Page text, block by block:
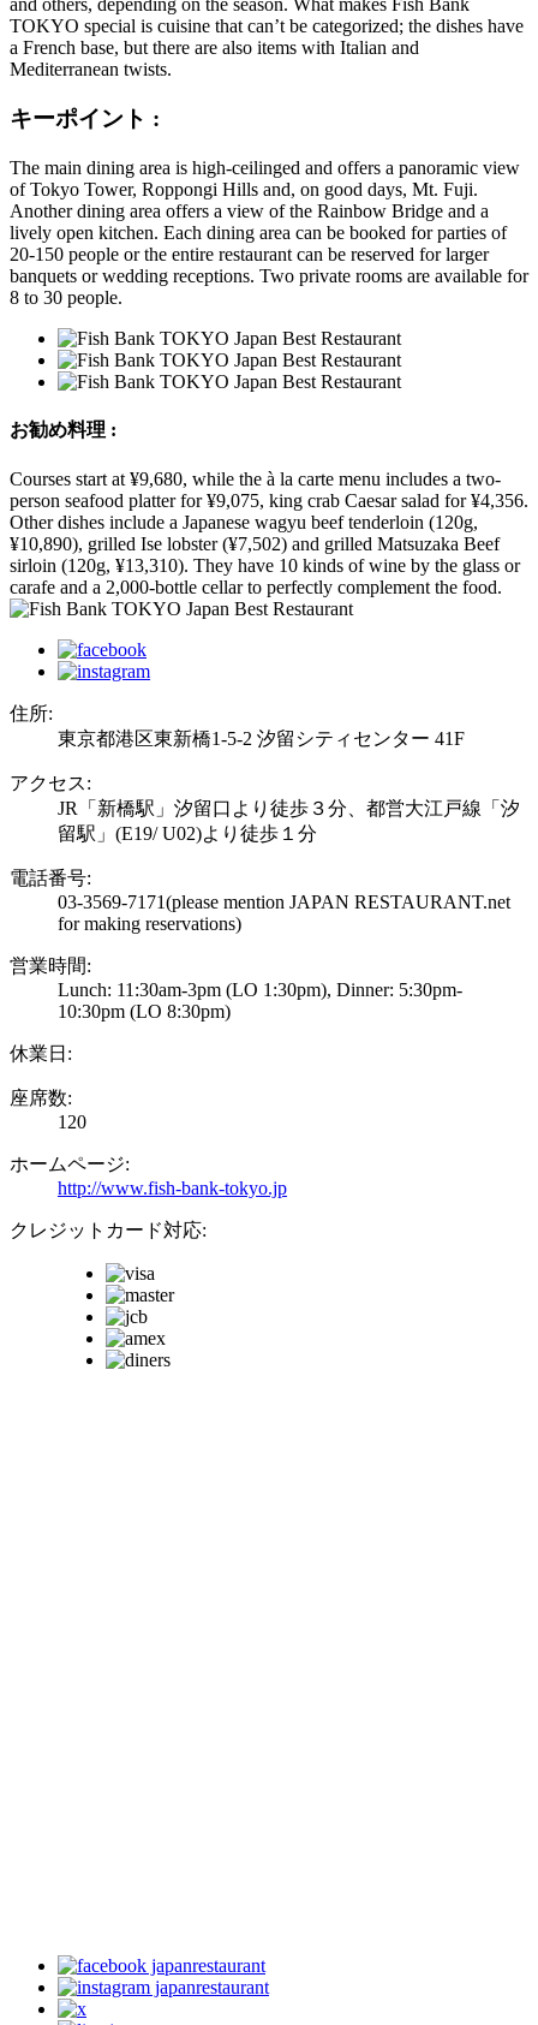
and others, depending on the season. What makes Fish Bank
TOKYO special is cuisine that can’t be categorized; the dishes have
a French base, but there are also items with Italian and
Mediterranean twists.
キーポイント :
The main dining area is high-ceilinged and offers a panoramic view
of Tokyo Tower, Roppongi Hills and, on good days, Mt. Fuji.
Another dining area offers a view of the Rainbow Bridge and a
lively open kitchen. Each dining area can be booked for parties of
20-150 people or the entire restaurant can be reserved for larger
banquets or wedding receptions. Two private rooms are available for
8 to 30 people.
お勧め料理 :
Courses start at ¥9,680, while the à la carte menu includes a two-
person seafood platter for ¥9,075, king crab Caesar salad for ¥4,356.
Other dishes include a Japanese wagyu beef tenderloin (120g,
¥10,890), grilled Ise lobster (¥7,502) and grilled Matsuzaka Beef
sirloin (120g, ¥13,310). They have 10 kinds of wine by the glass or
carafe and a 2,000-bottle cellar to perfectly complement the food.
住所:
東京都港区東新橋1-5-2 汐留シティセンター 41F
アクセス:
JR「新橋駅」汐留口より徒歩３分、都営大江戸線「汐
留駅」(E19/ U02)より徒歩１分
電話番号:
03-3569-7171(please mention JAPAN RESTAURANT.net
for making reservations)
営業時間:
Lunch: 11:30am-3pm (LO 1:30pm), Dinner: 5:30pm-
10:30pm (LO 8:30pm)
休業日:
座席数:
120
ホームページ:
http://www.fish-bank-tokyo.jp
クレジットカード対応: